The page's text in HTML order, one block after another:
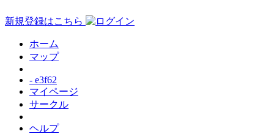
新規登録はこちら
ホーム
マップ
- e3f62
マイページ
サークル
ヘルプ